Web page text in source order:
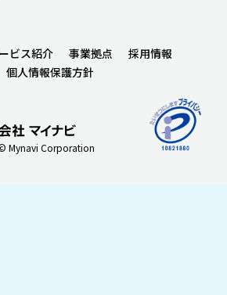
Mynavi Corporation
ビス紹介 事業拠点
採用情報
個人情報保護方針